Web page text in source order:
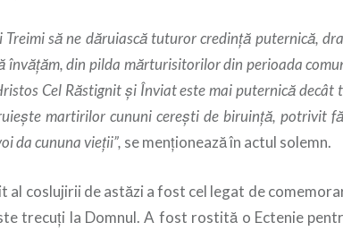
Treimi să ne dăruiască tuturor credinţă puternică,
învăţăm, din pilda mărturisitorilor din perioada
Cel Răstignit şi Înviat este mai puternică decât
martirilor cununi cereşti de biruinţă, potrivit
da cununa vieţii”, se menţionează în actul solemn.
al coslujirii de astăzi a fost cel legat de
trecuți la Domnul. A fost rostită o Ectenie